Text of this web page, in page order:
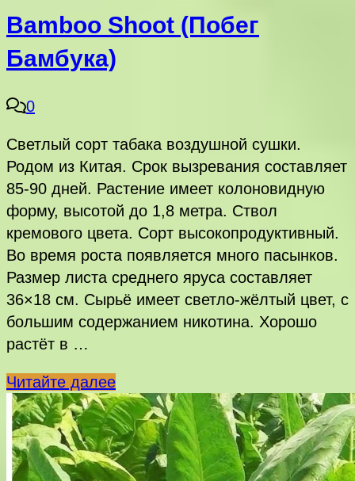
Bamboo Shoot (Побег
Бамбука)
0
Светлый сорт табака воздушной сушки.
Родом из Китая. Срок вызревания составляет
85-90 дней. Растение имеет колоновидную
форму, высотой до 1,8 метра. Ствол
кремового цвета. Сорт высокопродуктивный.
Во время роста появляется много пасынков.
Размер листа среднего яруса составляет
36×18 см. Сырьё имеет светло-жёлтый цвет, с
большим содержанием никотина. Хорошо
растёт в …
Bamboo
Shoot
(Побег
Бамбука)
Читайте далее